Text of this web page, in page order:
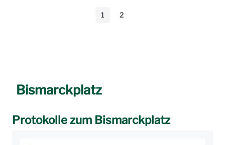
Seite
1 Seite
2
Bismarckplatz
Protokolle zum Bismarckplatz